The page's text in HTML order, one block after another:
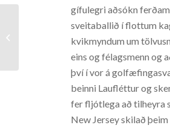
gífulegri aðsókn
sveitaballið í flottum
kvikmyndum um
eins og félagsmenn og
því í vor á
beinni Laufléttur og
fer fljótlega að tilheyra
New Jersey skilað